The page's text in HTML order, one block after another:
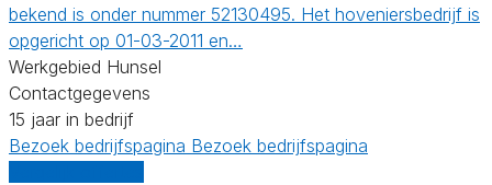
bekend is onder nummer 52130495. Het hoveniersbedrijf is
opgericht op 01-03-2011 en…
Werkgebied Hunsel
Contactgegevens
15 jaar in bedrijf
Bezoek bedrijfspagina Bezoek bedrijfspagina